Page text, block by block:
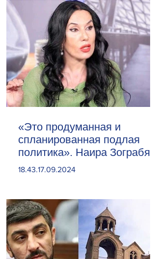
«Это продуманная и
спланированная подлая
политика». Наира Зограбян
18.43.17.09.2024